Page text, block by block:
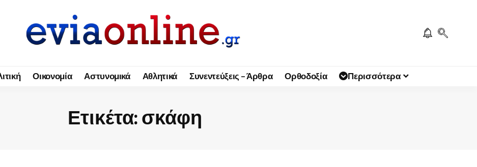
Οικονομία Αστυνομικά Αθλητικά Συνεντεύξεις – Άρθρα Ορθοδοξία Περισσότερα
Ετικέτα:σκάφη